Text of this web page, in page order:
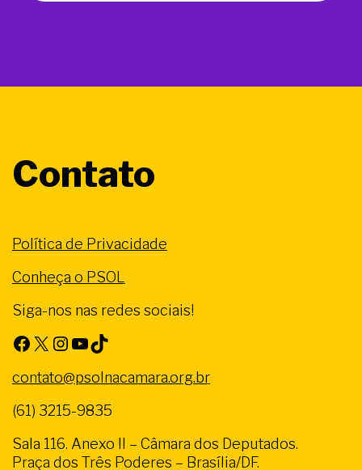
Contato
Política de Privacidade
Conheça o PSOL
Siga-nos nas redes sociais!
Facebook X Instagram Youtube TikTok
contato@psolnacamara.org.br
(61) 3215-9835
Sala 116. Anexo II – Câmara dos Deputados.
Praça dos Três Poderes – Brasília/DF.